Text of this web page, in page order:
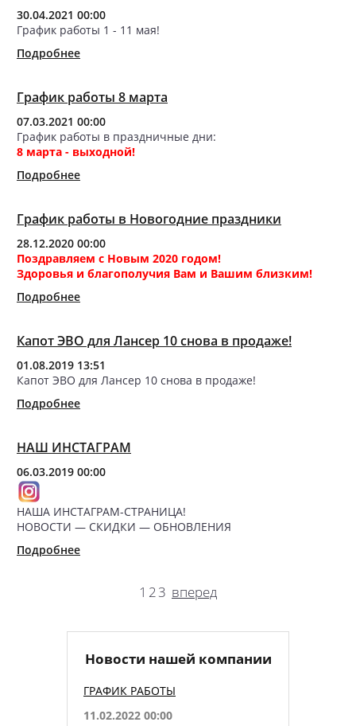
30.04.2021 00:00
График работы 1 - 11 мая!
Подробнее
График работы 8 марта
07.03.2021 00:00
График работы в праздничные дни:
8 марта - выходной!
Подробнее
График работы в Новогодние праздники
28.12.2020 00:00
Поздравляем с Новым 2020 годом!
Здоровья и благополучия Вам и Вашим близким!
Подробнее
Капот ЭВО для Лансер 10 снова в продаже!
01.08.2019 13:51
Капот ЭВО для Лансер 10 снова в продаже!
Подробнее
НАШ ИНСТАГРАМ
06.03.2019 00:00
НАША ИНСТАГРАМ-СТРАНИЦА!
НОВОСТИ — СКИДКИ — ОБНОВЛЕНИЯ
Подробнее
1 23 вперед
Новости нашей компании
ГРАФИК РАБОТЫ
11.02.2022 00:00